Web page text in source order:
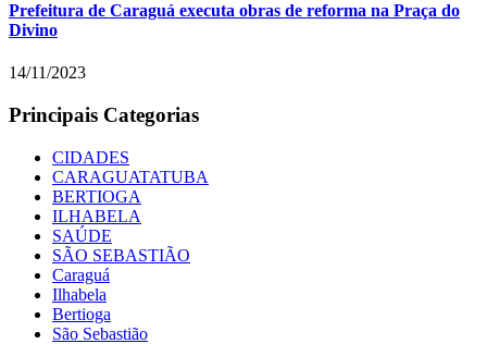
Prefeitura de Caraguá executa obras de reforma na Praça do
Divino
14/11/2023
Principais Categorias
CIDADES
CARAGUATATUBA
BERTIOGA
ILHABELA
SAÚDE
SÃO SEBASTIÃO
Caraguá
Ilhabela
Bertioga
São Sebastião